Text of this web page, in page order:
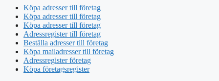
Köpa adresser till företag
Köpa adresser till företag
Köpa adresser till företag
Adressregister till företag
Beställa adresser till företag
Köpa mailadresser till företag
Adressregister företag
Köpa företagsregister